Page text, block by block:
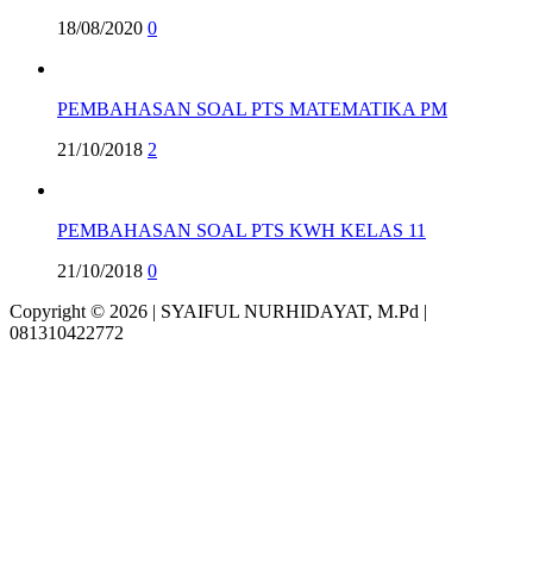
18/08/2020 0
PEMBAHASAN SOAL PTS MATEMATIKA PM
21/10/2018 2
PEMBAHASAN SOAL PTS KWH KELAS 11
21/10/2018 0
Copyright © 2026 | SYAIFUL NURHIDAYAT, M.Pd |
081310422772